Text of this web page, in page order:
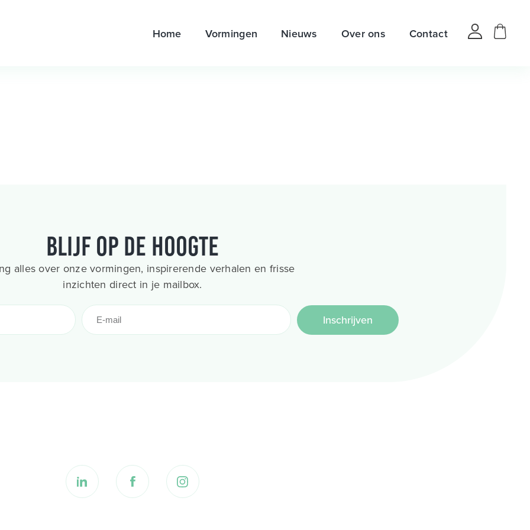
Home Vormingen Nieuws Over ons Contact
Blijf op de hoogte
alles over onze vormingen, inspirerende verhalen en frisse
inzichten direct in je mailbox.
Inschrijven